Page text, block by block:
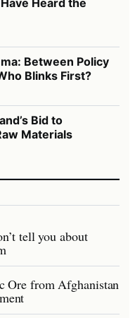
Between Policy
Blinks First?
Bid to
Materials
tell you about
Ore from Afghanistan